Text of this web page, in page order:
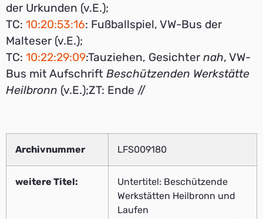
der Urkunden (v.E.);
TC: 10:20:53:16: Fußballspiel, VW-Bus der
Malteser (v.E.);
TC: 10:22:29:09:Tauziehen, Gesichter nah, VW-
Bus mit Aufschrift Beschützenden Werkstätte
Heilbronn (v.E.);ZT: Ende //
Archivnummer LFS009180
weitere Titel:
Untertitel: Beschützende
Werkstätten Heilbronn und
Laufen